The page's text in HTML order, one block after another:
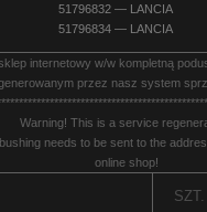
51796832 — LANCIA
51796834 — LANCIA
internetowy w/w kompletną
przez nasz system
Warning! This is a service
needs to be sent to the
online shop!
SZT.